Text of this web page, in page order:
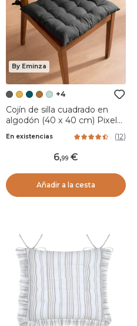
By Eminza
+4
Cojín de silla cuadrado en
algodón (40 x 40 cm) Pixel
En existencias (12)
6,99
Añadir a la cesta